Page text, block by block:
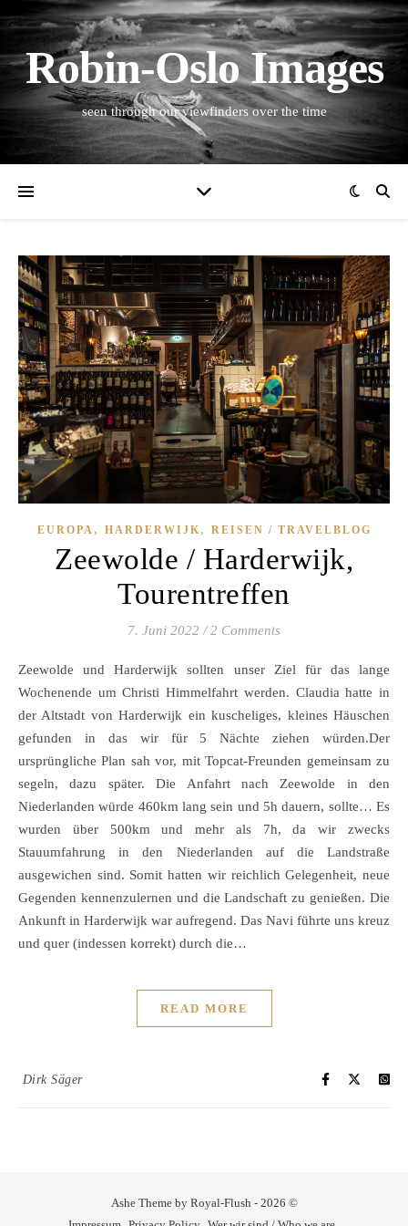
Robin-Oslo Images
seen through our viewfinders over the time
EUROPA , HARDERWIJK , REISEN / TRAVELBLOG
Zeewolde / Harderwijk,
Tourentreffen
7. Juni 2022 / 2 Comments
Zeewolde und Harderwijk sollten unser Ziel für das lange
Wochenende um Christi Himmelfahrt werden. Claudia hatte in
der Altstadt von Harderwijk ein kuscheliges, kleines Häuschen
gefunden in das wir für 5 Nächte ziehen würden.Der
ursprüngliche Plan sah vor, mit Topcat-Freunden gemeinsam zu
segeln, dazu später. Die Anfahrt nach Zeewolde in den
Niederlanden würde 460km lang sein und 5h dauern, sollte… Es
wurden über 500km und mehr als 7h, da wir zwecks
Stauumfahrung in den Niederlanden auf die Landstraße
ausgewichen sind. Somit hatten wir reichlich Gelegenheit, neue
Gegenden kennenzulernen und die Landschaft zu genießen. Die
Ankunft in Harderwijk war aufregend. Das Navi führte uns kreuz
und quer (indessen korrekt) durch die…
READ MORE
Dirk Säger
Ashe Theme by Royal-Flush - 2026 ©